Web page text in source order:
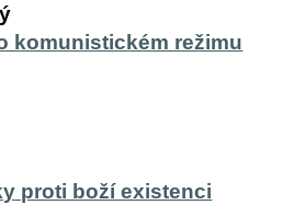
komunistickém režimu
proti boží existenci